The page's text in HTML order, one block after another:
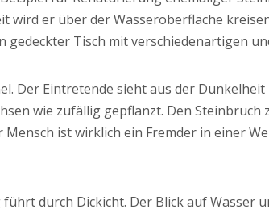
wird er über der Wasseroberfläche
gedeckter Tisch mit verschiedenartigen
Der Eintretende sieht aus der
wie zufällig gepflanzt. Den
ist wirklich ein Fremder in einer
durch Dickicht. Der Blick auf Wasser